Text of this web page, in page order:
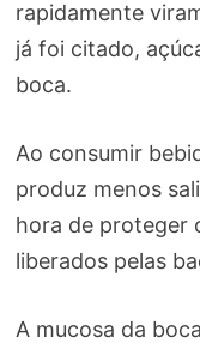
rapidamente
já foi citado,
boca.
Ao consumir
produz menos
hora de proteger
liberados pelas
A mucosa da